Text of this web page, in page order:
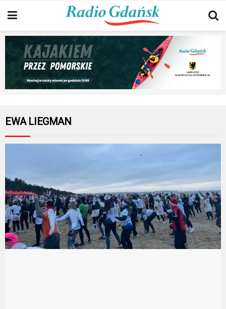
EWA LIEGMAN